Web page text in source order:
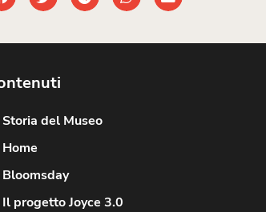
Storia del Museo
Home
Bloomsday
Il progetto Joyce 3.0